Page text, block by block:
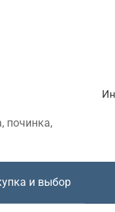
починка,
и выбор